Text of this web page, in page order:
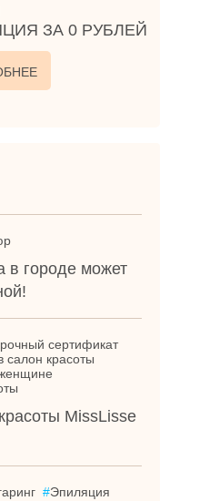
ЗА 0 РУБЛЕЙ
в городе может
сертификат
салон красоты
MissLisse
#Эпиляция